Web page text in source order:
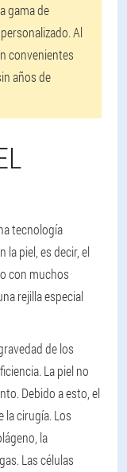
gama de
Al
convenientes
años de
tecnología
la piel, es decir, el
con muchos
rejilla especial
de los
La piel no
Debido a esto, el
la cirugía. Los
la
Las células